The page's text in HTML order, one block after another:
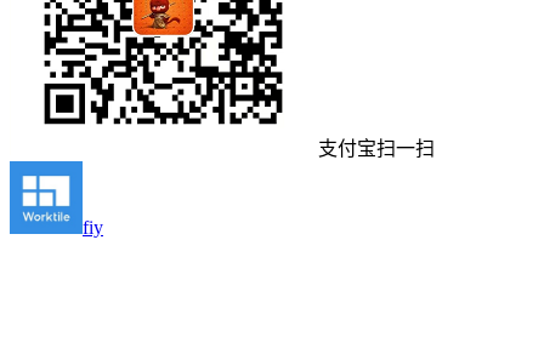
支付宝扫一扫
fiy